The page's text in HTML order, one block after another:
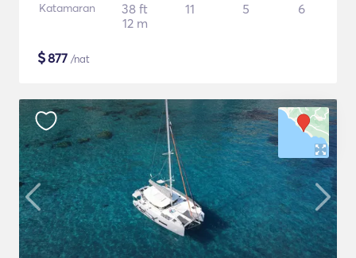
Katamaran
38 ft
12 m
11 5 6
$877 /nat